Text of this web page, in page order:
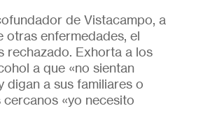
de Vistacampo, a
otras enfermedades, el
rechazado. Exhorta a los
a que «no sientan
digan a sus familiares o
«yo necesito